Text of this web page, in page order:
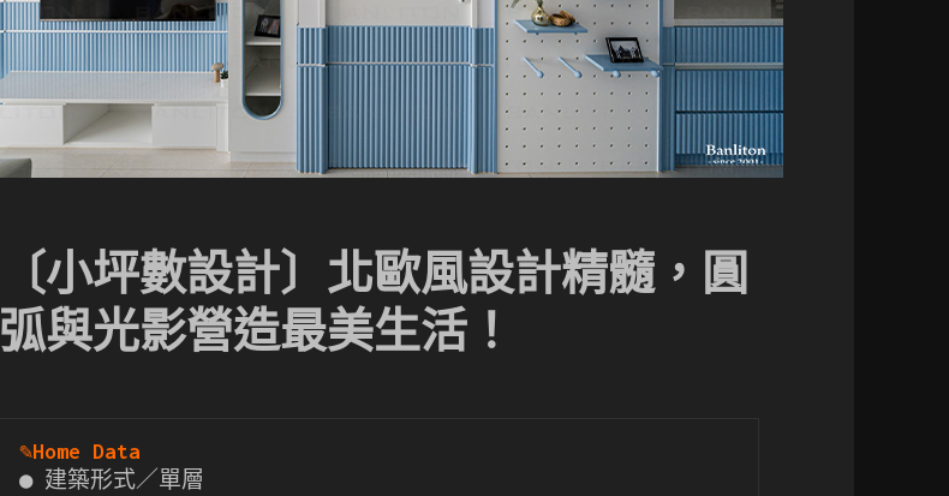
〔小坪數設計〕北歐風設計精髓，圓
弧與光影營造最美生活！
✎Home Data
● 建築形式／單層